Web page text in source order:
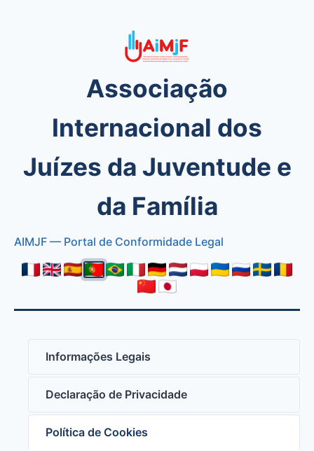
Associação
Internacional dos
Juízes da Juventude e
da Família
AIMJF — Portal de Conformidade Legal
Informações Legais
Declaração de Privacidade
Política de Cookies